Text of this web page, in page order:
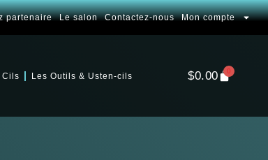
partenaire Le salon Contactez-nous Mon compte
Cils Les Outils & Usten-cils $0.00 0